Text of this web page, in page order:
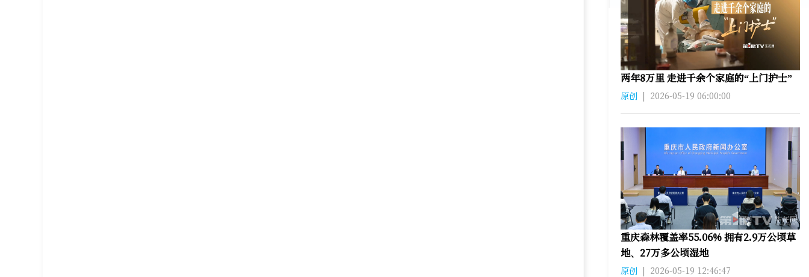
两年8万里 走进千余个家庭的“上门护士”
原创 | 2026-05-19 06:00:00
重庆森林覆盖率55.06% 拥有2.9万公顷草
地、27万多公顷湿地
原创 | 2026-05-19 12:46:47